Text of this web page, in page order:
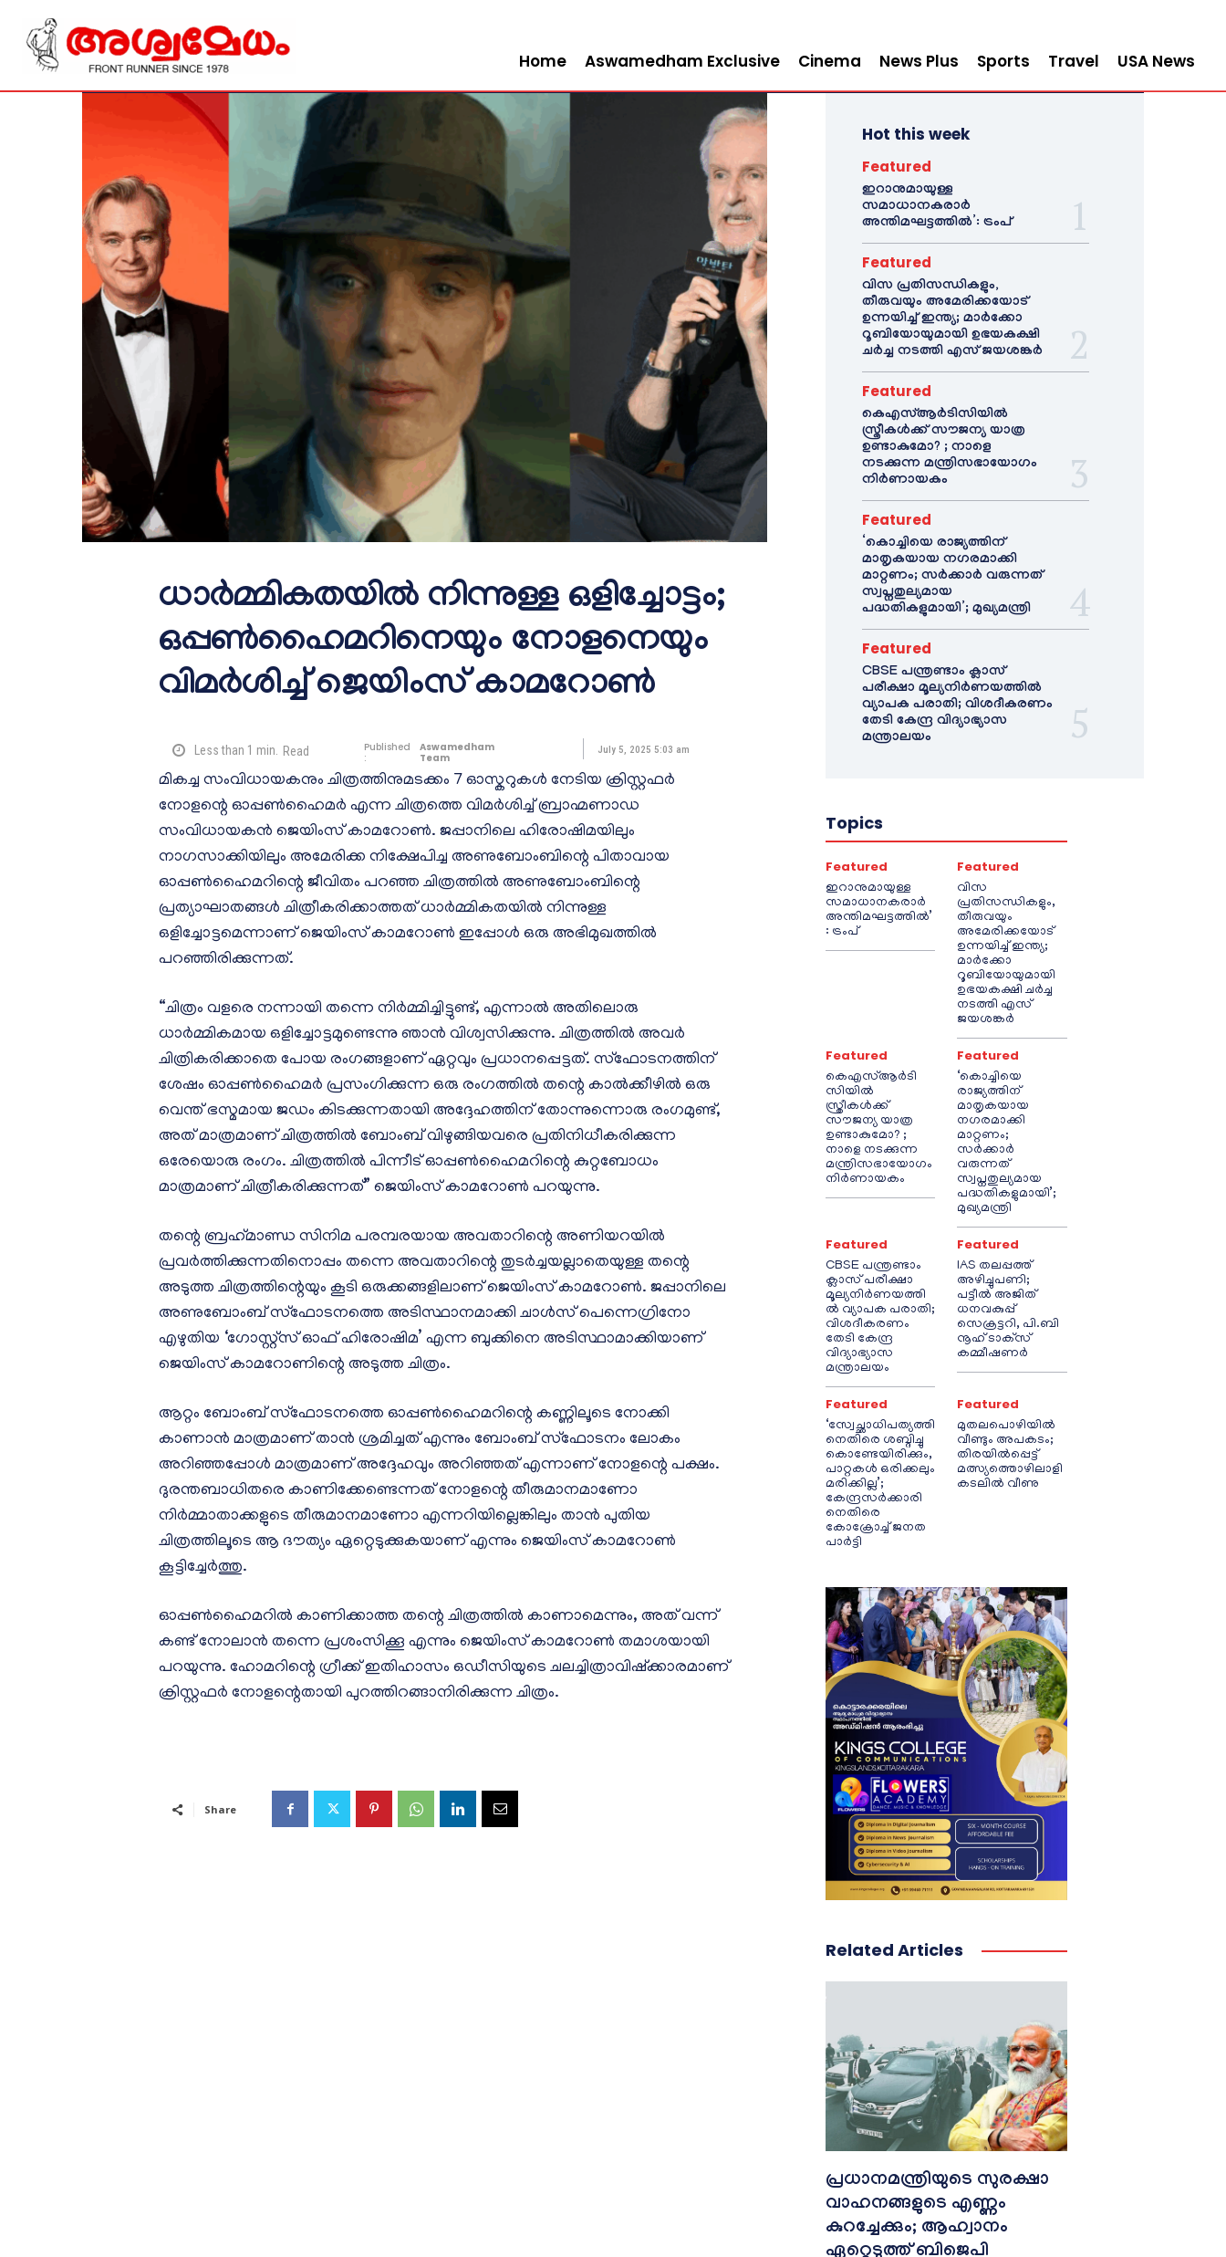
Home Aswamedham Exclusive Cinema News Plus Sports Travel USA News
ധാർമ്മികതയിൽ നിന്നുള്ള ഒളിച്ചോട്ടം;
ഒപ്പൺഹൈമറിനെയും നോളനെയും
വിമർശിച്ച് ജെയിംസ് കാമറോൺ
Less than 1 min. Read
Published
:
Aswamedham
Team
July 5, 2025 5:03 am
മികച്ച സംവിധായകനും ചിത്രത്തിനുമടക്കം 7 ഓസ്കറുകൾ നേടിയ ക്രിസ്റ്റഫർ
നോളന്റെ ഓപ്പൺഹൈമർ എന്ന ചിത്രത്തെ വിമർശിച്ച് ബ്രാഹ്മണാഡ
സംവിധായകൻ ജെയിംസ് കാമറോൺ. ജപ്പാനിലെ ഹിരോഷിമയിലും
നാഗസാക്കിയിലും അമേരിക്ക നിക്ഷേപിച്ച അണുബോംബിന്റെ പിതാവായ
ഓപ്പൺഹൈമറിന്റെ ജീവിതം പറഞ്ഞ ചിത്രത്തിൽ അണുബോംബിന്റെ
പ്രത്യാഘാതങ്ങൾ ചിത്രീകരിക്കാത്തത് ധാർമ്മികതയിൽ നിന്നുള്ള
ഒളിച്ചോട്ടമെന്നാണ് ജെയിംസ് കാമറോൺ ഇപ്പോൾ ഒരു അഭിമുഖത്തിൽ
പറഞ്ഞിരിക്കുന്നത്.
“ചിത്രം വളരെ നന്നായി തന്നെ നിർമ്മിച്ചിട്ടുണ്ട്, എന്നാൽ അതിലൊരു
ധാർമ്മികമായ ഒളിച്ചോട്ടമുണ്ടെന്നു ഞാൻ വിശ്വസിക്കുന്നു. ചിത്രത്തിൽ അവർ
ചിത്രികരിക്കാതെ പോയ രംഗങ്ങളാണ് ഏറ്റവും പ്രധാനപ്പെട്ടത്. സ്ഫോടനത്തിന്
ശേഷം ഓപ്പൺഹൈമർ പ്രസംഗിക്കുന്ന ഒരു രംഗത്തിൽ തന്റെ കാൽക്കീഴിൽ ഒരു
വെന്ത് ഭസ്മമായ ജഡം കിടക്കുന്നതായി അദ്ദേഹത്തിന് തോന്നുന്നൊരു രംഗമുണ്ട്,
അത് മാത്രമാണ് ചിത്രത്തിൽ ബോംബ് വിഴുങ്ങിയവരെ പ്രതിനിധീകരിക്കുന്ന
ഒരേയൊരു രംഗം. ചിത്രത്തിൽ പിന്നീട് ഓപ്പൺഹൈമറിന്റെ കുറ്റബോധം
മാത്രമാണ് ചിത്രീകരിക്കുന്നത്” ജെയിംസ് കാമറോൺ പറയുന്നു.
തന്റെ ബ്രഹ്‌മാണ്ഡ സിനിമ പരമ്പരയായ അവതാറിന്റെ അണിയറയിൽ
പ്രവർത്തിക്കുന്നതിനൊപ്പം തന്നെ അവതാറിന്റെ തുടർച്ചയല്ലാതെയുള്ള തന്റെ
അടുത്ത ചിത്രത്തിന്റെയും കൂടി ഒരുക്കങ്ങളിലാണ് ജെയിംസ് കാമറോൺ. ജപ്പാനിലെ
അണുബോംബ് സ്ഫോടനത്തെ അടിസ്ഥാനമാക്കി ചാൾസ് പെന്നെഗ്രിനോ
എഴുതിയ ‘ഗോസ്റ്റ്സ് ഓഫ് ഹിരോഷിമ’ എന്ന ബുക്കിനെ അടിസ്ഥാമാക്കിയാണ്
ജെയിംസ് കാമറോണിന്റെ അടുത്ത ചിത്രം.
ആറ്റം ബോംബ് സ്ഫോടനത്തെ ഓപ്പൺഹൈമറിന്റെ കണ്ണിലൂടെ നോക്കി
കാണാൻ മാത്രമാണ് താൻ ശ്രമിച്ചത് എന്നും ബോംബ് സ്ഫോടനം ലോകം
അറിഞ്ഞപ്പോൾ മാത്രമാണ് അദ്ദേഹവും അറിഞ്ഞത് എന്നാണ് നോളന്റെ പക്ഷം.
ദുരന്തബാധിതരെ കാണിക്കേണ്ടെന്നത് നോളന്റെ തീരുമാനമാണോ
നിർമ്മാതാക്കളുടെ തീരുമാനമാണോ എന്നറിയില്ലെങ്കിലും താൻ പുതിയ
ചിത്രത്തിലൂടെ ആ ദൗത്യം ഏറ്റെടുക്കുകയാണ് എന്നും ജെയിംസ് കാമറോൺ
കൂട്ടിച്ചേർത്തു.
ഓപ്പൺഹൈമറിൽ കാണിക്കാത്ത തന്റെ ചിത്രത്തിൽ കാണാമെന്നും, അത് വന്ന്
കണ്ട് നോലാൻ തന്നെ പ്രശംസിക്കൂ എന്നും ജെയിംസ് കാമറോൺ തമാശയായി
പറയുന്നു. ഹോമറിന്റെ ഗ്രീക്ക് ഇതിഹാസം ഒഡീസിയുടെ ചലച്ചിത്രാവിഷ്ക്കാരമാണ്
ക്രിസ്റ്റഫർ നോളന്റെതായി പുറത്തിറങ്ങാനിരിക്കുന്ന ചിത്രം.
Share
Hot this week
Featured
ഇറാനുമായുള്ള
സമാധാനകരാർ
അന്തിമഘട്ടത്തിൽ‌’: ട്രംപ്
Featured
വിസ പ്രതിസന്ധികളും,
തീരുവയും അമേരിക്കയോട്
ഉന്നയിച്ച് ഇന്ത്യ; മാർക്കോ
റൂബിയോയുമായി ഉഭയകക്ഷി
ചർച്ച നടത്തി എസ് ജയശങ്കർ
Featured
കെഎസ്ആർടിസിയിൽ
സ്ത്രീകൾക്ക് സൗജന്യ യാത്ര
ഉണ്ടാകുമോ? ; നാളെ
നടക്കുന്ന മന്ത്രിസഭായോഗം
നിർണായകം
Featured
‘കൊച്ചിയെ രാജ്യത്തിന്
മാതൃകയായ നഗരമാക്കി
മാറ്റണം; സർക്കാർ വരുന്നത്
സ്വപ്നതുല്യമായ
പദ്ധതികളുമായി’; മുഖ്യമന്ത്രി
Featured
CBSE പന്ത്രണ്ടാം ക്ലാസ്
പരീക്ഷാ മൂല്യനിർണയത്തിൽ
വ്യാപക പരാതി; വിശദീകരണം
തേടി കേന്ദ്ര വിദ്യാഭ്യാസ
മന്ത്രാലയം
Topics
Featured
ഇറാനുമായുള്ള
സമാധാനകരാർ
അന്തിമഘട്ടത്തിൽ‌’
: ട്രംപ്
Featured
വിസ
പ്രതിസന്ധികളും,
തീരുവയും
അമേരിക്കയോട്
ഉന്നയിച്ച് ഇന്ത്യ;
മാർക്കോ
റൂബിയോയുമായി
ഉഭയകക്ഷി ചർച്ച
നടത്തി എസ്
ജയശങ്കർ
Featured
കെഎസ്ആർടി
സിയിൽ
സ്ത്രീകൾക്ക്
സൗജന്യ യാത്ര
ഉണ്ടാകുമോ? ;
നാളെ നടക്കുന്ന
മന്ത്രിസഭായോഗം
നിർണായകം
Featured
‘കൊച്ചിയെ
രാജ്യത്തിന്
മാതൃകയായ
നഗരമാക്കി
മാറ്റണം;
സർക്കാർ
വരുന്നത്
സ്വപ്നതുല്യമായ
പദ്ധതികളുമായി’;
മുഖ്യമന്ത്രി
Featured
CBSE പന്ത്രണ്ടാം
ക്ലാസ് പരീക്ഷാ
മൂല്യനിർണയത്തി
ൽ വ്യാപക പരാതി;
വിശദീകരണം
തേടി കേന്ദ്ര
വിദ്യാഭ്യാസ
മന്ത്രാലയം
Featured
IAS തലപ്പത്ത്
അഴിച്ചുപണി;
പട്ടീല്‍ അജിത്
ധനവകുപ്പ്
സെക്രട്ടറി, പി.ബി
നൂഹ് ടാക്‌സ്
കമ്മീഷണര്‍
Featured
‘സ്വേച്ഛാധിപത്യത്തി
നെതിരെ ശബ്ദിച്ചു
കൊണ്ടേയിരിക്കും,
പാറ്റകൾ ഒരിക്കലും
മരിക്കില്ല’;
കേന്ദ്രസർക്കാരി
നെതിരെ
കോക്രോച്ച് ജനത
പാർട്ടി
Featured
മുതലപൊഴിയിൽ
വീണ്ടും അപകടം;
തിരയിൽപ്പെട്ട്
മത്സ്യത്തൊഴിലാളി
കടലിൽ വീണു
Related Articles
പ്രധാനമന്ത്രിയുടെ സുരക്ഷാ
വാഹനങ്ങളുടെ എണ്ണം
കുറച്ചേക്കും; ആഹ്വാനം
ഏറ്റെടുത്ത് ബിജെപി